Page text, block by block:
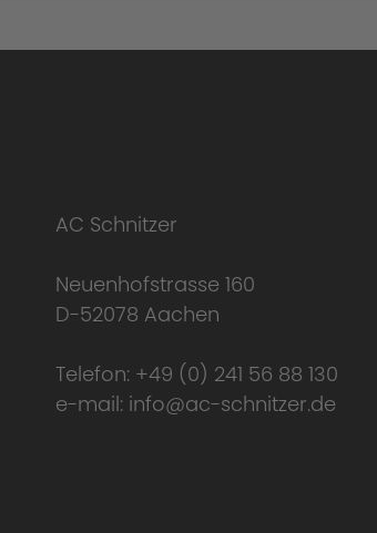
Einzigartigkeit des
AC Schnitzer
Neuenhofstrasse 160
D-52078 Aachen
Telefon: +49 (0) 241 56 88 130
e-mail: info@ac-schnitzer.de